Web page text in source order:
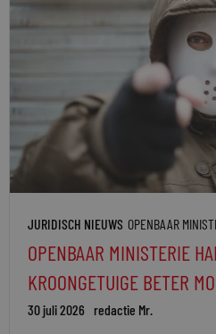
JURIDISCH NIEUWS OPENBAAR
OPENBAAR MINISTERIE
KROONGETUIGE BETER
30 juli 2026 redactie Mr.